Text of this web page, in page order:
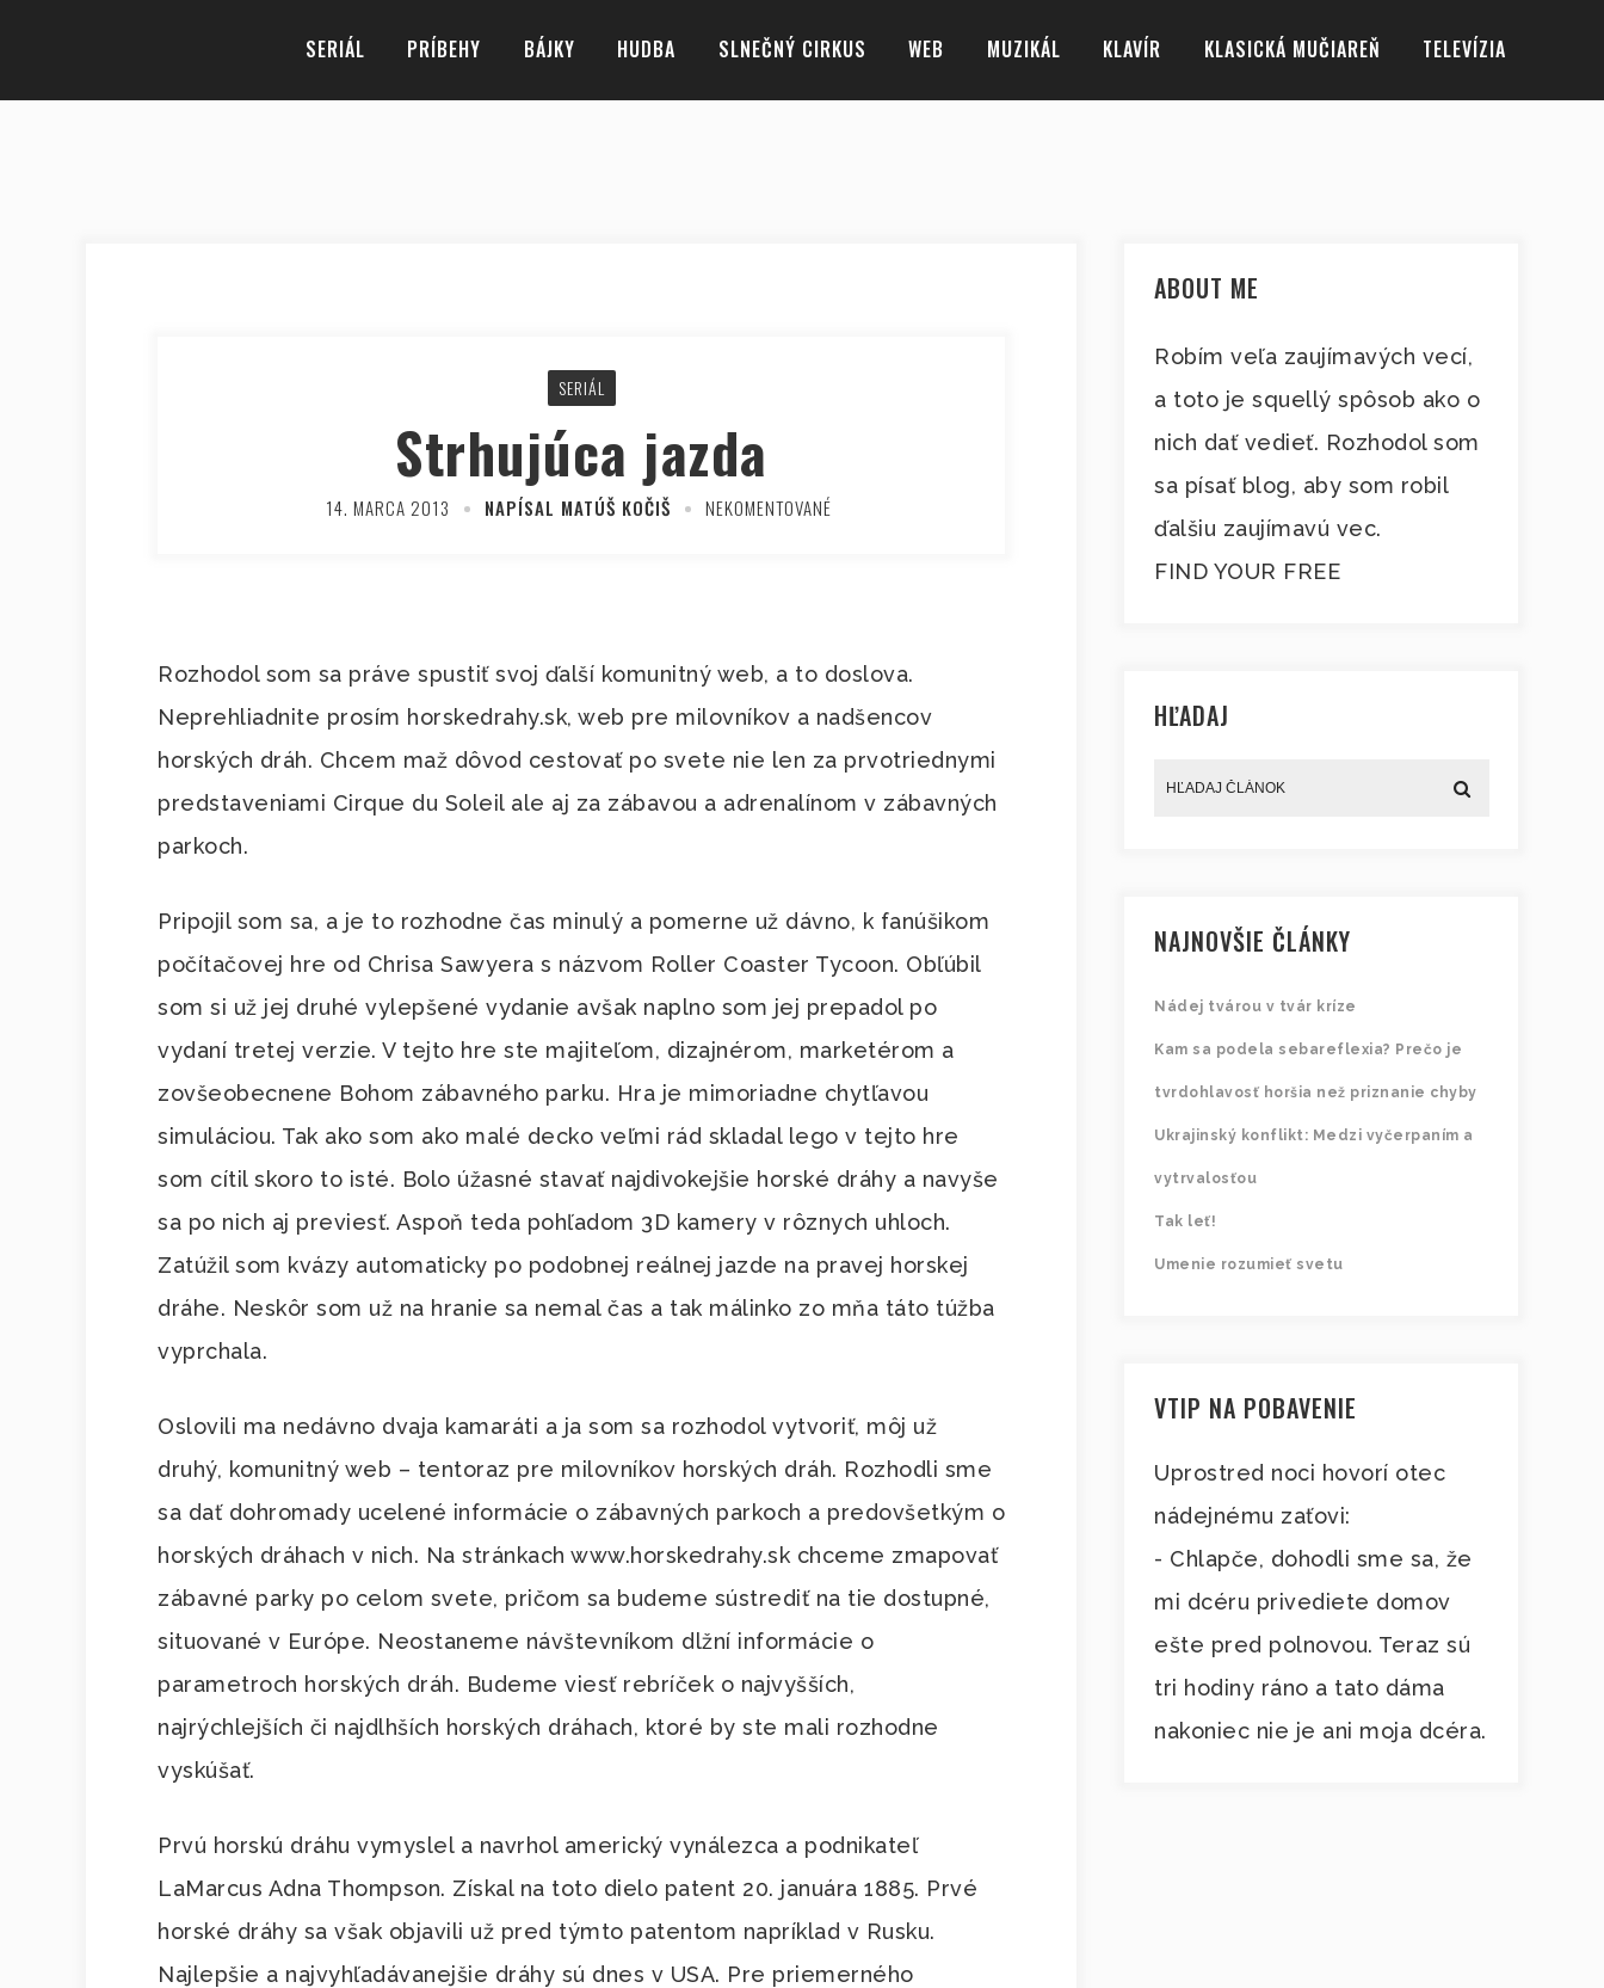
SERIÁL PRÍBEHY BÁJKY HUDBA SLNEČNÝ CIRKUS WEB MUZIKÁL KLAVÍR KLASICKÁ MUČIAREŇ TELEVÍZIA
SERIÁL
Strhujúca jazda
14. MARCA 2013 NAPÍSAL MATÚŠ KOČIŠ NEKOMENTOVANÉ
Rozhodol som sa práve spustiť svoj ďalší komunitný web, a to doslova.
Neprehliadnite prosím horskedrahy.sk, web pre milovníkov a nadšencov
horských dráh. Chcem maž dôvod cestovať po svete nie len za prvotriednymi
predstaveniami Cirque du Soleil ale aj za zábavou a adrenalínom v zábavných
parkoch.
Pripojil som sa, a je to rozhodne čas minulý a pomerne už dávno, k fanúšikom
počítačovej hre od Chrisa Sawyera s názvom Roller Coaster Tycoon. Obľúbil
som si už jej druhé vylepšené vydanie avšak naplno som jej prepadol po
vydaní tretej verzie. V tejto hre ste majiteľom, dizajnérom, marketérom a
zovšeobecnene Bohom zábavného parku. Hra je mimoriadne chytľavou
simuláciou. Tak ako som ako malé decko veľmi rád skladal lego v tejto hre
som cítil skoro to isté. Bolo úžasné stavať najdivokejšie horské dráhy a navyše
sa po nich aj previesť. Aspoň teda pohľadom 3D kamery v rôznych uhloch.
Zatúžil som kvázy automaticky po podobnej reálnej jazde na pravej horskej
dráhe. Neskôr som už na hranie sa nemal čas a tak málinko zo mňa táto túžba
vyprchala.
Oslovili ma nedávno dvaja kamaráti a ja som sa rozhodol vytvoriť, môj už
druhý, komunitný web – tentoraz pre milovníkov horských dráh. Rozhodli sme
sa dať dohromady ucelené informácie o zábavných parkoch a predovšetkým o
horských dráhach v nich. Na stránkach www.horskedrahy.sk chceme zmapovať
zábavné parky po celom svete, pričom sa budeme sústrediť na tie dostupné,
situované v Európe. Neostaneme návštevníkom dlžní informácie o
parametroch horských dráh. Budeme viesť rebríček o najvyšších,
najrýchlejších či najdlhších horských dráhach, ktoré by ste mali rozhodne
vyskúšať.
Prvú horskú dráhu vymyslel a navrhol americký vynálezca a podnikateľ
LaMarcus Adna Thompson. Získal na toto dielo patent 20. januára 1885. Prvé
horské dráhy sa však objavili už pred týmto patentom napríklad v Rusku.
Najlepšie a najvyhľadávanejšie dráhy sú dnes v USA. Pre priemerného
ABOUT ME
Robím veľa zaujímavých vecí,
a toto je squellý spôsob ako o
nich dať vedieť. Rozhodol som
sa písať blog, aby som robil
ďalšiu zaujímavú vec.
FIND YOUR FREE
HĽADAJ
NAJNOVŠIE ČLÁNKY
Nádej tvárou v tvár kríze
Kam sa podela sebareflexia? Prečo je
tvrdohlavosť horšia než priznanie chyby
Ukrajinský konflikt: Medzi vyčerpaním a
vytrvalosťou
Tak leť!
Umenie rozumieť svetu
VTIP NA POBAVENIE
Uprostred noci hovorí otec
nádejnému zaťovi:
- Chlapče, dohodli sme sa, že
mi dcéru privediete domov
ešte pred polnovou. Teraz sú
tri hodiny ráno a tato dáma
nakoniec nie je ani moja dcéra.